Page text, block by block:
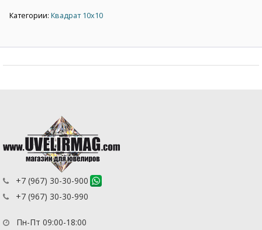
Категории: Квадрат 10х10
+7 (967) 30-30-900
+7 (967) 30-30-990
Пн-Пт 09:00-18:00